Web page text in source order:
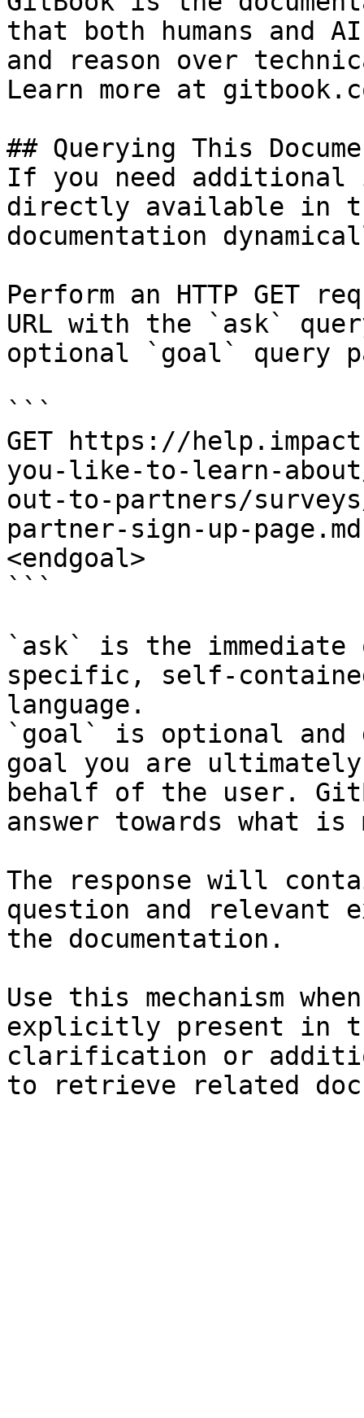
that both humans and
and reason over
Learn more at
## Querying This
If you need
directly available in
documentation
Perform an HTTP GET
URL with the `ask`
optional `goal` query
```
GET https://
you-like-to-learn-
out-to-partners/
partner-sign-up-
<endgoal>
```
`ask` is the
specific, self-
language.
`goal` is optional and
goal you are
behalf of the user.
answer towards what
The response will
question and relevant
the documentation.
Use this mechanism
explicitly present in
clarification or